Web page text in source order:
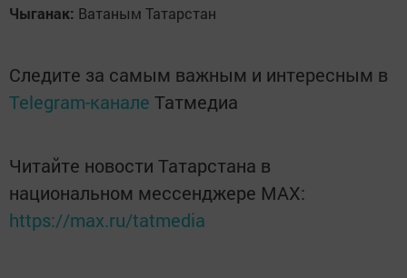
Чыганак: Ватаным Татарстан
Следите за самым важным и интересным в
Telegram-канале Татмедиа
Читайте новости Татарстана в
национальном мессенджере MАХ:
https://max.ru/tatmedia